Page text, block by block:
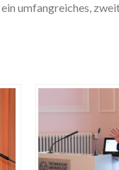
umfangreiches,